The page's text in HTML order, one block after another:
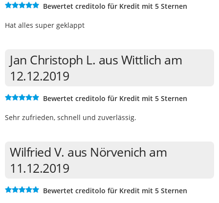
Bewertet creditolo für Kredit mit 5 Sternen
Hat alles super geklappt
Jan Christoph L. aus Wittlich am
12.12.2019
Bewertet creditolo für Kredit mit 5 Sternen
Sehr zufrieden, schnell und zuverlässig.
Wilfried V. aus Nörvenich am
11.12.2019
Bewertet creditolo für Kredit mit 5 Sternen